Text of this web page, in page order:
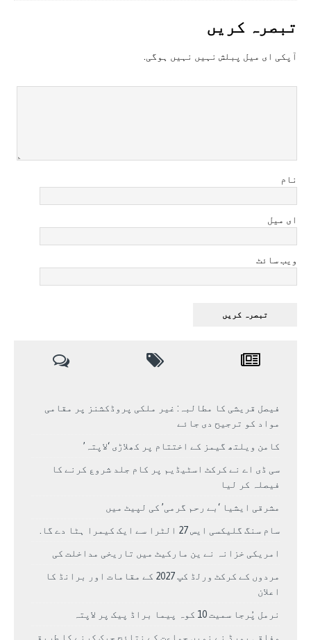
تبصرہ کريں
آپکی ای ميل پبلش نہيں نہيں ہوگی.
نام
ای میل
ویب سائٹ
فیصل قریشی کا مطالبہ: غیر ملکی پروڈکشنز پر مقامی
مواد کو ترجیح دی جائے
کامن ویلتھ گیمز کے اختتام پر کھلاڑی ‘لاپتہ’
سی ڈی اے نے کرکٹ اسٹیڈیم پر کام جلد شروع کرنے کا
فیصلہ کر لیا
مشرقی ایشیا ‘بے رحم گرمی’ کی لپیٹ میں
سام سنگ گلیکسی ایس 27 الٹرا سے ایک کیمرا ہٹا دے گا.
امریکی خزانہ نے ین مارکیٹ میں تاریخی مداخلت کی
مردوں کے کرکٹ ورلڈ کپ 2027 کے مقامات اور برانڈ کا
اعلان
نرمل پُرجا سمیت 10 کوہ پیما براڈ پیک پر لاپتہ
وفاقی بورڈ نے نویں جماعت کے نتائج چیک کرنے کا طریقہ